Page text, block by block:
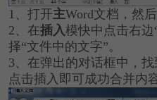
1、打开主Word文档，然
2、在插入模快中点击右
择“文件中的文字”。
3、在弹出的对话框中，
点击插入即可成功合并内容